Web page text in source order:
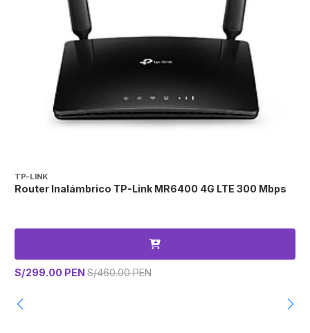
TP-LINK
Router Inalámbrico TP-Link MR6400 4G LTE 300 Mbps
S/299.00 PEN S/460.00 PEN